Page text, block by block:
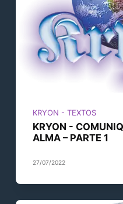
KRYON - TEXTOS
KRYON -
ALMA – PARTE 1
27/07/2022